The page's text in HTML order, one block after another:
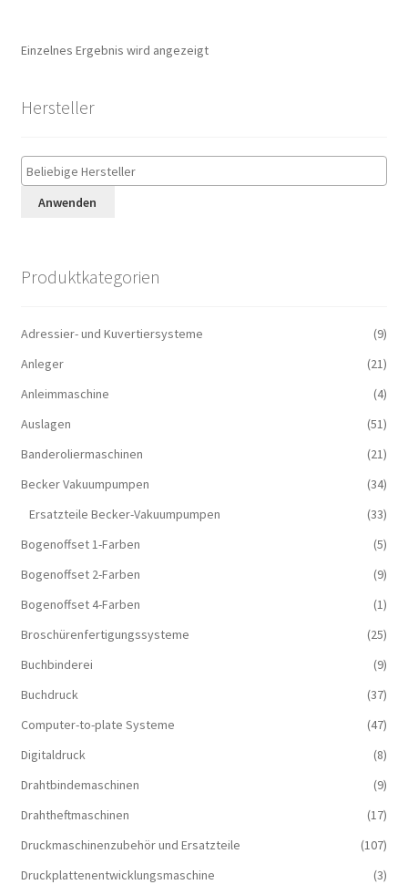
Einzelnes Ergebnis wird angezeigt
Hersteller
Anwenden
Produktkategorien
Adressier- und Kuvertiersysteme
(9)
Anleger
(21)
Anleimmaschine
(4)
Auslagen
(51)
Banderoliermaschinen
(21)
Becker Vakuumpumpen
(34)
Ersatzteile Becker-Vakuumpumpen
(33)
Bogenoffset 1-Farben
(5)
Bogenoffset 2-Farben
(9)
Bogenoffset 4-Farben
(1)
Broschürenfertigungssysteme
(25)
Buchbinderei
(9)
Buchdruck
(37)
Computer-to-plate Systeme
(47)
Digitaldruck
(8)
Drahtbindemaschinen
(9)
Drahtheftmaschinen
(17)
Druckmaschinenzubehör und Ersatzteile
(107)
Druckplattenentwicklungsmaschine
(3)